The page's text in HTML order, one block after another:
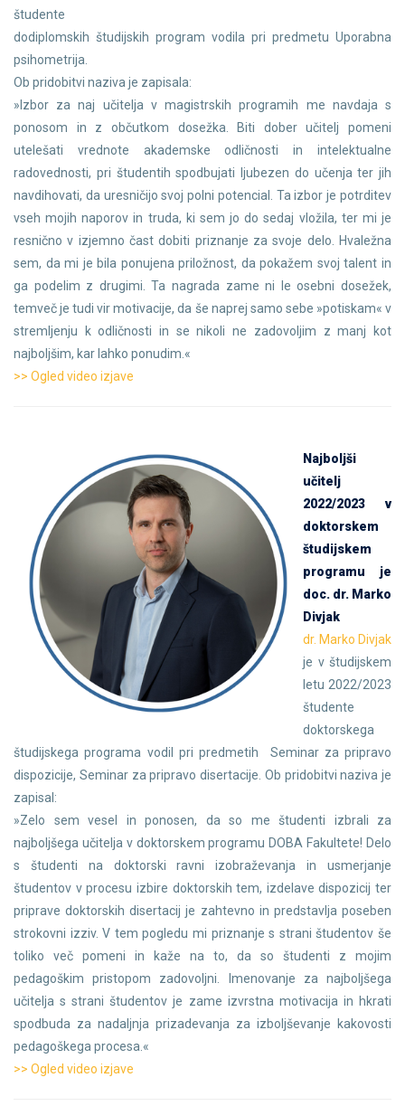
študente
dodiplomskih študijskih program vodila pri predmetu Uporabna
psihometrija.
Ob pridobitvi naziva je zapisala:
»Izbor za naj učitelja v magistrskih programih me navdaja s
ponosom in z občutkom dosežka. Biti dober učitelj pomeni
utelešati vrednote akademske odličnosti in intelektualne
radovednosti, pri študentih spodbujati ljubezen do učenja ter jih
navdihovati, da uresničijo svoj polni potencial. Ta izbor je potrditev
vseh mojih naporov in truda, ki sem jo do sedaj vložila, ter mi je
resnično v izjemno čast dobiti priznanje za svoje delo. Hvaležna
sem, da mi je bila ponujena priložnost, da pokažem svoj talent in
ga podelim z drugimi. Ta nagrada zame ni le osebni dosežek,
temveč je tudi vir motivacije, da še naprej samo sebe »potiskam« v
stremljenju k odličnosti in se nikoli ne zadovoljim z manj kot
najboljšim, kar lahko ponudim.«
>> Ogled video izjave
Najboljši
učitelj
2022/2023 v
doktorskem
študijskem
programu je
doc. dr. Marko
Divjak
dr. Marko Divjak
je v študijskem
letu 2022/2023
študente
doktorskega
študijskega programa vodil pri predmetih Seminar za pripravo
dispozicije, Seminar za pripravo disertacije. Ob pridobitvi naziva je
zapisal:
»Zelo sem vesel in ponosen, da so me študenti izbrali za
najboljšega učitelja v doktorskem programu DOBA Fakultete! Delo
s študenti na doktorski ravni izobraževanja in usmerjanje
študentov v procesu izbire doktorskih tem, izdelave dispozicij ter
priprave doktorskih disertacij je zahtevno in predstavlja poseben
strokovni izziv. V tem pogledu mi priznanje s strani študentov še
toliko več pomeni in kaže na to, da so študenti z mojim
pedagoškim pristopom zadovoljni. Imenovanje za najboljšega
učitelja s strani študentov je zame izvrstna motivacija in hkrati
spodbuda za nadaljnja prizadevanja za izboljševanje kakovosti
pedagoškega procesa.«
>> Ogled video izjave